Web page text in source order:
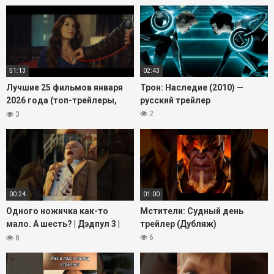
51:13
Лучшие 25 фильмов января
2026 года (топ-трейлеры,
новинки, премьеры)
3
02:43
Трон: Наследие (2010) —
русский трейлер
2
00:24
Одного ножичка как-то
мало. А шесть? | Дэдпул 3 |
Дэдпул и Росомаха #кино
8
01:00
Мстители: Судный день
трейлер (Дубляж)
6